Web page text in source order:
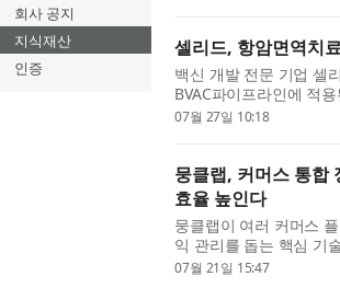
회사 공지
지식재산
인증
셀리드, 항암면역치
백신 개발 전문 기업 셀
BVAC파이프라인에 적
27일 밝혔다. 이번 특허
07월 27일 10:18
뭉클랩, 커머스 통합
효율 높인다
뭉클랩이 여러 커머스
익 관리를 돕는 핵심 기
집부터 상품별 마진 산
07월 21일 15:47